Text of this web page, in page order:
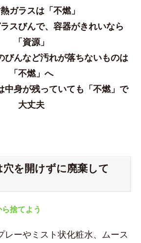
熱ガラスは「不燃」
スびんで、容器がきれいなら
「資源」
びんなど汚れが落ちないものは
「不燃」へ
中身が残っていても「不燃」で
大丈夫
穴を開けずに廃棄して
捨てよう
レーやミスト状化粧水、ムース